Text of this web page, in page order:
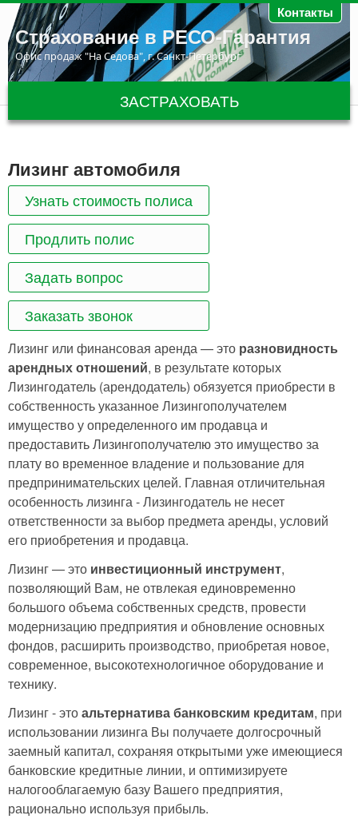
Перейти к основному содержанию Контакты
Страхование в РЕСО-Гарантия
Офис продаж "На Седова", г. Санкт-Петербург
ЗАСТРАХОВАТЬ
Лизинг автомобиля
Узнать стоимость полиса
Продлить полис
Задать вопрос
Заказать звонок
Лизинг или финансовая аренда — это разновидность
арендных отношений, в результате которых
Лизингодатель (арендодатель) обязуется приобрести в
собственность указанное Лизингополучателем
имущество у определенного им продавца и
предоставить Лизингополучателю это имущество за
плату во временное владение и пользование для
предпринимательских целей. Главная отличительная
особенность лизинга - Лизингодатель не несет
ответственности за выбор предмета аренды, условий
его приобретения и продавца.
Лизинг — это инвестиционный инструмент,
позволяющий Вам, не отвлекая единовременно
большого объема собственных средств, провести
модернизацию предприятия и обновление основных
фондов, расширить производство, приобретая новое,
современное, высокотехнологичное оборудование и
технику.
Лизинг - этоальтернатива банковским кредитам, при
использовании лизинга Вы получаете долгосрочный
заемный капитал, сохраняя открытыми уже имеющиеся
банковские кредитные линии, и оптимизируете
налогооблагаемую базу Вашего предприятия,
рационально используя прибыль.